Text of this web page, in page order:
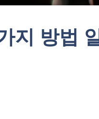
지 방법